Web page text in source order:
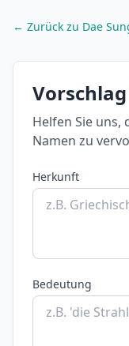
← Zurück zu Dae
Helfen Sie
Namen zu
Herkunft
Bedeutung